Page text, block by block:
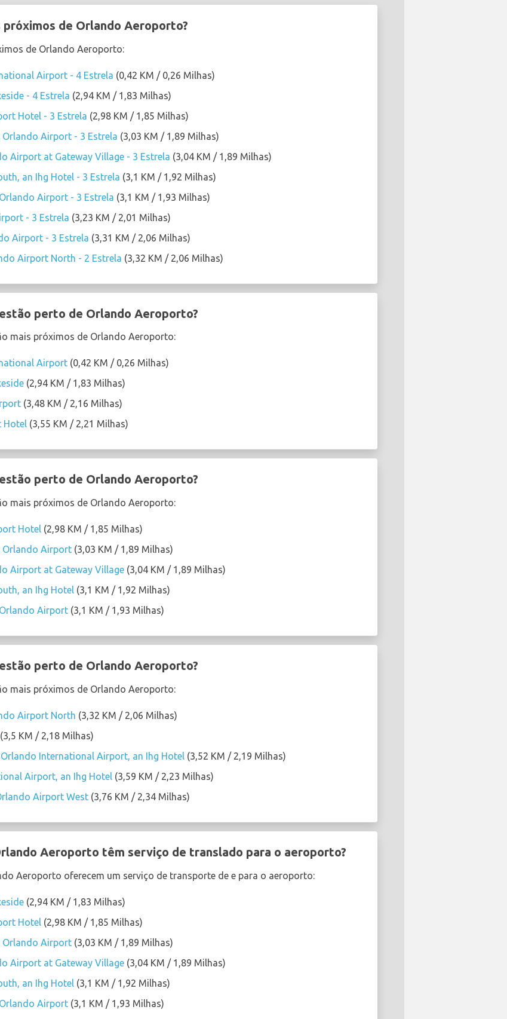
de Orlando Aeroporto?
de Orlando Aeroporto:
Airport - 4 Estrela (0,42 KM / 0,26 Milhas)
- 4 Estrela (2,94 KM / 1,83 Milhas)
Hotel - 3 Estrela (2,98 KM / 1,85 Milhas)
Orlando Airport - 3 Estrela (3,03 KM / 1,89 Milhas)
Airport at Gateway Village - 3 Estrela (3,04 KM / 1,89 Milhas)
an Ihg Hotel - 3 Estrela (3,1 KM / 1,92 Milhas)
Airport - 3 Estrela (3,1 KM / 1,93 Milhas)
- 3 Estrela (3,23 KM / 2,01 Milhas)
Airport - 3 Estrela (3,31 KM / 2,06 Milhas)
Airport North - 2 Estrela (3,32 KM / 2,06 Milhas)
perto de Orlando Aeroporto?
mais próximos de Orlando Aeroporto:
Airport (0,42 KM / 0,26 Milhas)
(2,94 KM / 1,83 Milhas)
(3,48 KM / 2,16 Milhas)
Hotel (3,55 KM / 2,21 Milhas)
perto de Orlando Aeroporto?
mais próximos de Orlando Aeroporto:
Hotel (2,98 KM / 1,85 Milhas)
Orlando Airport (3,03 KM / 1,89 Milhas)
Airport at Gateway Village (3,04 KM / 1,89 Milhas)
an Ihg Hotel (3,1 KM / 1,92 Milhas)
Airport (3,1 KM / 1,93 Milhas)
perto de Orlando Aeroporto?
mais próximos de Orlando Aeroporto:
Airport North (3,32 KM / 2,06 Milhas)
(3,5 KM / 2,18 Milhas)
International Airport, an Ihg Hotel (3,52 KM / 2,19 Milhas)
Airport, an Ihg Hotel (3,59 KM / 2,23 Milhas)
Airport West (3,76 KM / 2,34 Milhas)
Aeroporto têm serviço de translado para o aeroporto?
Aeroporto oferecem um serviço de transporte de e para o aeroporto:
(2,94 KM / 1,83 Milhas)
Hotel (2,98 KM / 1,85 Milhas)
Orlando Airport (3,03 KM / 1,89 Milhas)
Airport at Gateway Village (3,04 KM / 1,89 Milhas)
an Ihg Hotel (3,1 KM / 1,92 Milhas)
Airport (3,1 KM / 1,93 Milhas)